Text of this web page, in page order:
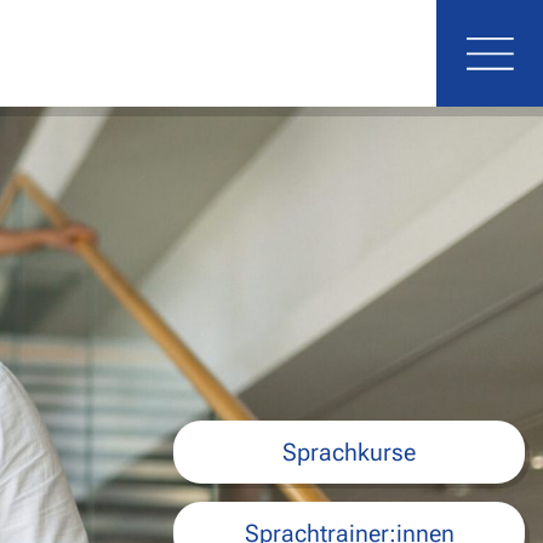
Sprachkurse
Sprachtrainer:innen